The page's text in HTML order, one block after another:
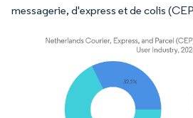
messagerie, d'express et de colis